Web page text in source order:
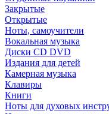
Закрытые
Открытые
Ноты, самоучители
Вокальная музыка
Диски CD DVD
Издания для детей
Камерная музыка
Клавиры
Книги
Ноты для духовых